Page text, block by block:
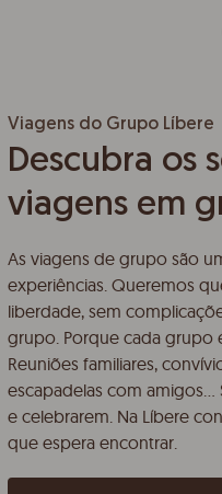
Viagens do Grupo Líbere
Descubra os
viagens em
As viagens de grupo são
experiências. Queremos
liberdade, sem
grupo. Porque cada grupo
Reuniões familiares,
escapadelas com amigos…
e celebrarem. Na Líbere
que espera encontrar.